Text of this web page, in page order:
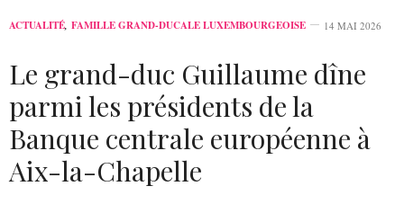
ACTUALITÉ, FAMILLE GRAND-DUCALE LUXEMBOURGEOISE 14 MAI 2026
Le grand-duc Guillaume dîne
parmi les présidents de la
Banque centrale européenne à
Aix-la-Chapelle